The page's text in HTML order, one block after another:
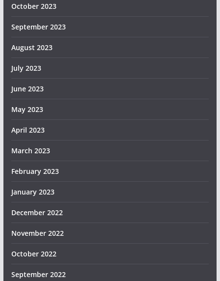
October 2023
September 2023
August 2023
July 2023
June 2023
May 2023
April 2023
March 2023
February 2023
January 2023
December 2022
November 2022
October 2022
September 2022